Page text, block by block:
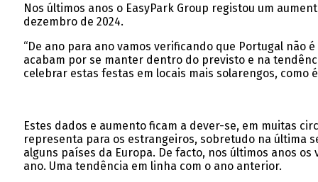
Nos últimos anos o EasyPark Group registou um
dezembro de 2024.
“De ano para ano vamos verificando que Portugal não
acabam por se manter dentro do previsto e na
celebrar estas festas em locais mais solarengos, como
Estes dados e aumento ficam a dever-se, em muitas
representa para os estrangeiros, sobretudo na última
alguns países da Europa. De facto, nos últimos anos
ano. Uma tendência em linha com o ano anterior.